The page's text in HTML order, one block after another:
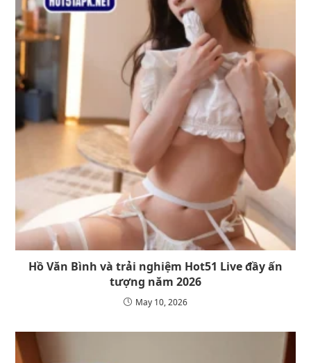
Hồ Văn Bình và trải nghiệm Hot51 Live đầy ấn
tượng năm 2026
May 10, 2026